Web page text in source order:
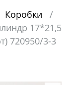
Коробки
/
17*21,5
720950/3-3